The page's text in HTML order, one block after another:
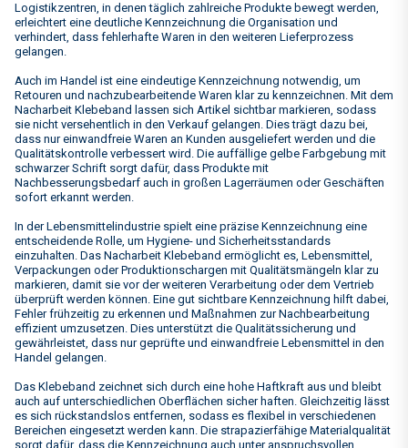
Logistikzentren, in denen täglich zahlreiche Produkte bewegt werden,
erleichtert eine deutliche Kennzeichnung die Organisation und
verhindert, dass fehlerhafte Waren in den weiteren Lieferprozess
gelangen.
Auch im Handel ist eine eindeutige Kennzeichnung notwendig, um
Retouren und nachzubearbeitende Waren klar zu kennzeichnen. Mit dem
Nacharbeit Klebeband lassen sich Artikel sichtbar markieren, sodass
sie nicht versehentlich in den Verkauf gelangen. Dies trägt dazu bei,
dass nur einwandfreie Waren an Kunden ausgeliefert werden und die
Qualitätskontrolle verbessert wird. Die auffällige gelbe Farbgebung mit
schwarzer Schrift sorgt dafür, dass Produkte mit
Nachbesserungsbedarf auch in großen Lagerräumen oder Geschäften
sofort erkannt werden.
In der Lebensmittelindustrie spielt eine präzise Kennzeichnung eine
entscheidende Rolle, um Hygiene- und Sicherheitsstandards
einzuhalten. Das Nacharbeit Klebeband ermöglicht es, Lebensmittel,
Verpackungen oder Produktionschargen mit Qualitätsmängeln klar zu
markieren, damit sie vor der weiteren Verarbeitung oder dem Vertrieb
überprüft werden können. Eine gut sichtbare Kennzeichnung hilft dabei,
Fehler frühzeitig zu erkennen und Maßnahmen zur Nachbearbeitung
effizient umzusetzen. Dies unterstützt die Qualitätssicherung und
gewährleistet, dass nur geprüfte und einwandfreie Lebensmittel in den
Handel gelangen.
Das Klebeband zeichnet sich durch eine hohe Haftkraft aus und bleibt
auch auf unterschiedlichen Oberflächen sicher haften. Gleichzeitig lässt
es sich rückstandslos entfernen, sodass es flexibel in verschiedenen
Bereichen eingesetzt werden kann. Die strapazierfähige Materialqualität
sorgt dafür, dass die Kennzeichnung auch unter anspruchsvollen